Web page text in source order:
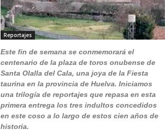
Reportajes
Este fin de semana se conmemorará el
centenario de la plaza de toros onubense de
Santa Olalla del Cala, una joya de la Fiesta
taurina en la provincia de Huelva. Iniciamos
una trilogía de reportajes que repasa en esta
primera entrega los tres indultos concedidos
en este coso a lo largo de estos cien años de
historia.